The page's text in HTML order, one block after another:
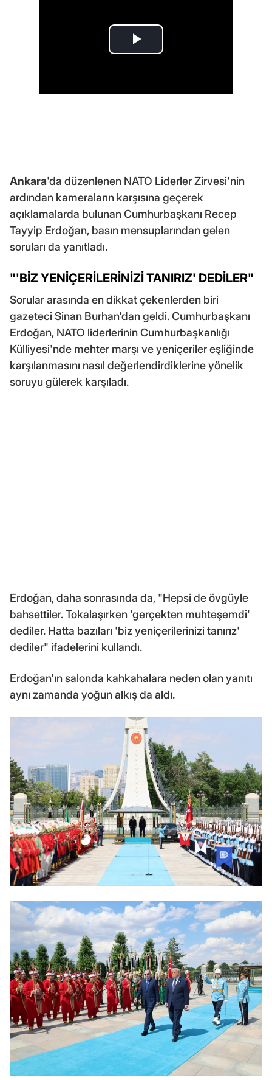
Ankara'da düzenlenen NATO Liderler Zirvesi'nin
ardından kameraların karşısına geçerek
açıklamalarda bulunan Cumhurbaşkanı Recep
Tayyip Erdoğan, basın mensuplarından gelen
soruları da yanıtladı.
"'BİZ YENİÇERİLERİNİZİ TANIRIZ' DEDİLER"
Sorular arasında en dikkat çekenlerden biri
gazeteci Sinan Burhan'dan geldi. Cumhurbaşkanı
Erdoğan, NATO liderlerinin Cumhurbaşkanlığı
Külliyesi'nde mehter marşı ve yeniçeriler eşliğinde
karşılanmasını nasıl değerlendirdiklerine yönelik
soruyu gülerek karşıladı.
Erdoğan, daha sonrasında da, "Hepsi de övgüyle
bahsettiler. Tokalaşırken 'gerçekten muhteşemdi'
dediler. Hatta bazıları 'biz yeniçerilerinizi tanırız'
dediler" ifadelerini kullandı.
Erdoğan'ın salonda kahkahalara neden olan yanıtı
aynı zamanda yoğun alkış da aldı.